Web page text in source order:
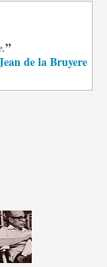
”
de la Bruyere